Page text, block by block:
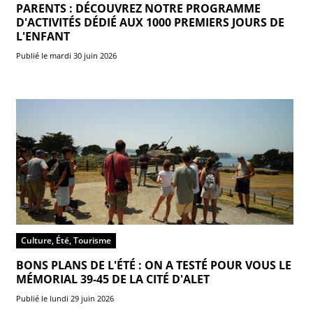
PARENTS : DÉCOUVREZ NOTRE PROGRAMME
D'ACTIVITÉS DÉDIÉ AUX 1000 PREMIERS JOURS DE
L'ENFANT
Publié le mardi 30 juin 2026
Culture, Été, Tourisme
BONS PLANS DE L'ÉTÉ : ON A TESTÉ POUR VOUS LE
MÉMORIAL 39-45 DE LA CITÉ D'ALET
Publié le lundi 29 juin 2026